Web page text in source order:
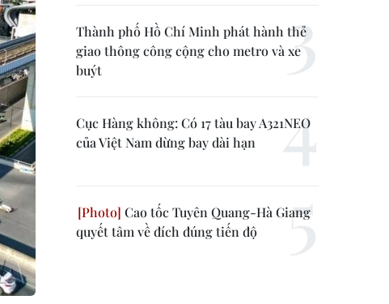
Thành phố Hồ Chí Minh phát hành thẻ
giao thông công cộng cho metro và xe
buýt
Cục Hàng không: Có 17 tàu bay A321NEO
của Việt Nam dừng bay dài hạn
Cao tốc Tuyên Quang-Hà Giang
quyết tâm về đích đúng tiến độ